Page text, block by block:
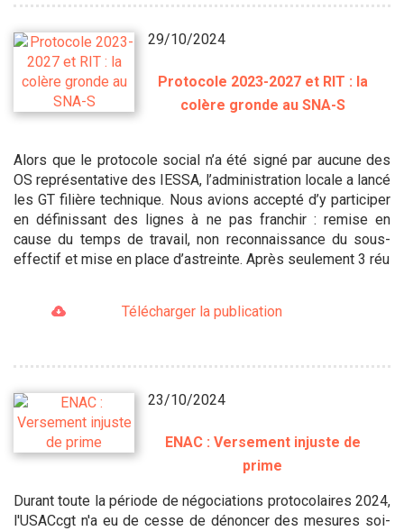
29/10/2024
Protocole 2023-2027 et RIT : la
colère gronde au SNA-S
Alors que le protocole social n’a été signé par aucune des
OS représentative des IESSA, l’administration locale a lancé
les GT filière technique. Nous avions accepté d’y participer
en définissant des lignes à ne pas franchir : remise en
cause du temps de travail, non reconnaissance du sous-
effectif et mise en place d’astreinte. Après seulement 3 réu
Télécharger la publication
23/10/2024
ENAC : Versement injuste de
prime
Durant toute la période de négociations protocolaires 2024,
l'USACcgt n'a eu de cesse de dénoncer des mesures soi-